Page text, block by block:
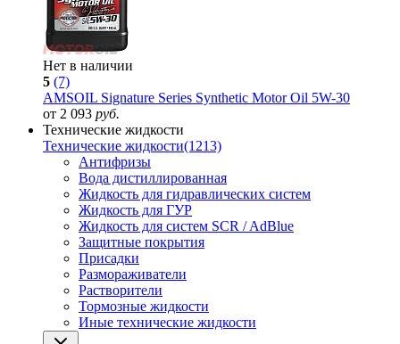
Нет в наличии
5 (7)
AMSOIL Signature Series Synthetic Motor Oil 5W-30
от 2 093 руб.
Технические жидкости
Технические жидкости(1213)
Антифризы
Вода дистиллированная
Жидкость для гидравлических систем
Жидкость для ГУР
Жидкость для систем SCR / AdBlue
Защитные покрытия
Присадки
Размораживатели
Растворители
Тормозные жидкости
Иные технические жидкости